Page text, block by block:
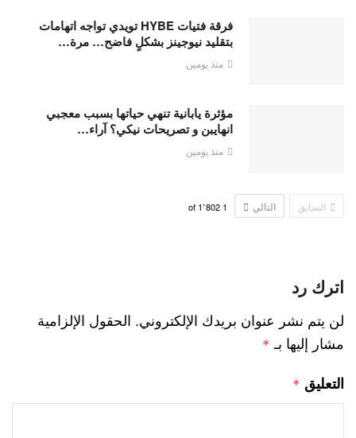
فرقة فتيات HYBE تويدي تواجه اتهامات
بتقليد نيوجينز بشكلٍ فاضح… مرة…
منذ يومين
مؤثرة يابانية تنهي حياتها بسبب معجبي
انهايبن و تصريحات نيكي؟ آراء…
منذ يومين
السابق التالي 1 1٬802
اترك رد
لن يتم نشر عنوان بريدك الإلكتروني. الحقول الإلزامية
مشار إليها بـ *
التعليق *